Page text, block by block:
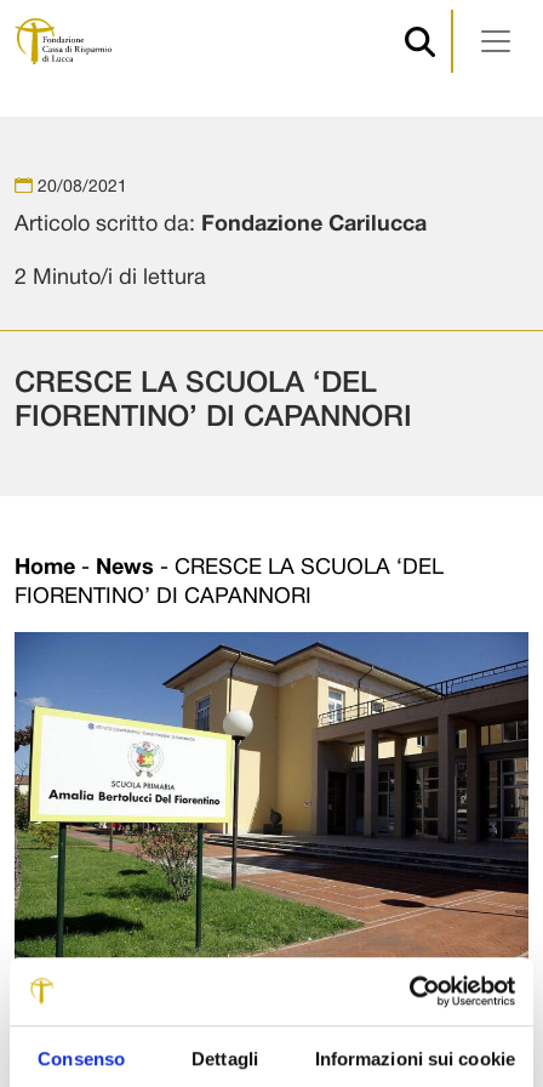
Consenso Dettagli Informazioni sui cookie
Navigazione principale
20/08/2021
Articolo scritto da: Fondazione Carilucca
2 Minuto/i di lettura
CRESCE LA SCUOLA ‘DEL
FIORENTINO’ DI CAPANNORI
Home - News - CRESCE LA SCUOLA ‘DEL
FIORENTINO’ DI CAPANNORI
Del Fiorentino” di Capannori. Sono terminati in questi giorni, infatti, gli